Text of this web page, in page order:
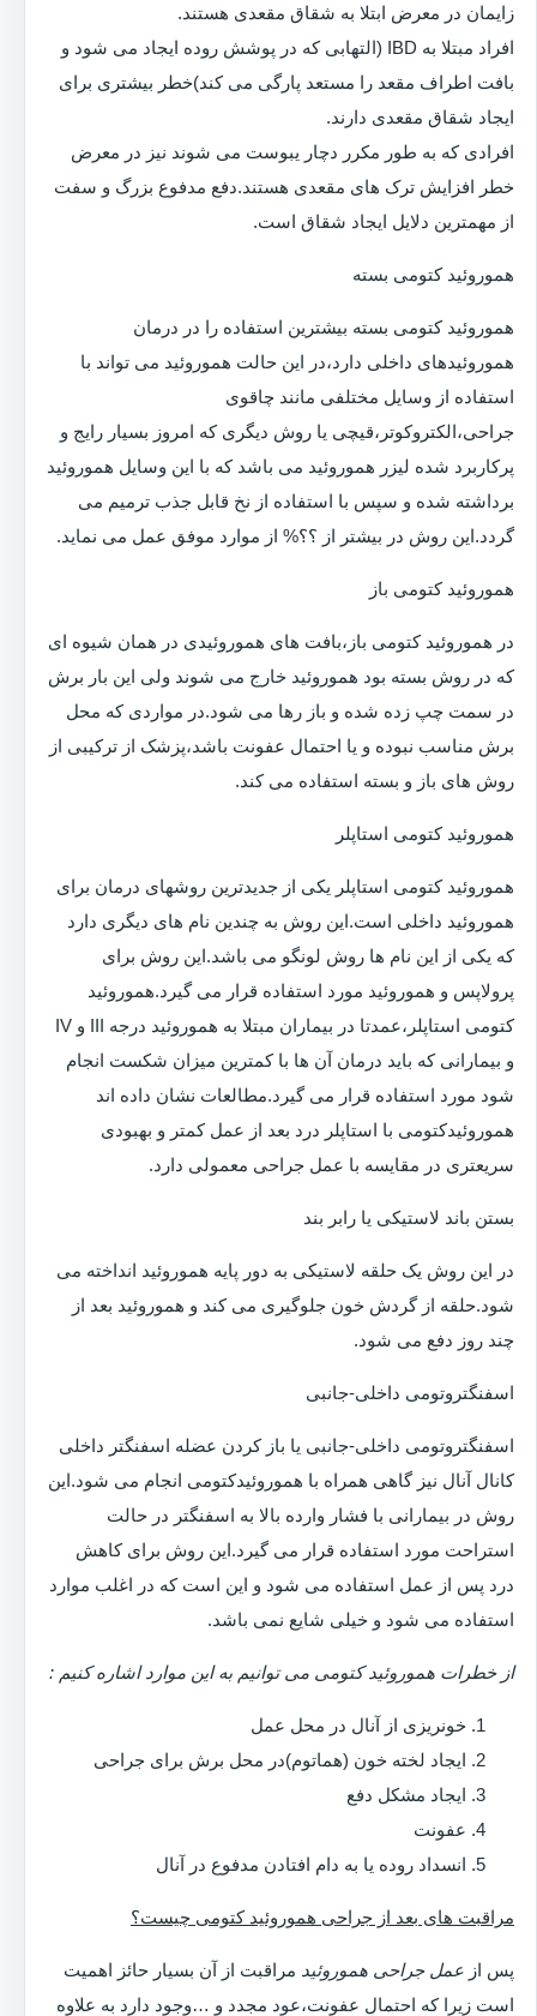
زایمان در معرض ابتلا به شقاق مقعدی هستند.
افراد مبتلا به IBD (التهابی که در پوشش روده ایجاد می شود و
بافت اطراف مقعد را مستعد پارگی می کند)خطر بیشتری برای
ایجاد شقاق مقعدی دارند.
افرادی که به طور مکرر دچار یبوست می شوند نیز در معرض
خطر افزایش ترک های مقعدی هستند.دفع مدفوع بزرگ و سفت
از مهمترین دلایل ایجاد شقاق است.
هموروئید کتومی بسته
هموروئید کتومی بسته بیشترین استفاده را در درمان
هموروئیدهای داخلی دارد،در این حالت هموروئید می تواند با
استفاده از وسایل مختلفی مانند چاقوی
جراحی،الکتروکوتر،قیچی یا روش دیگری که امروز بسیار رایج و
پرکاربرد شده لیزر هموروئید می باشد که با این وسایل هموروئید
برداشته شده و سپس با استفاده از نخ قابل جذب ترمیم می
گردد.این روش در بیشتر از ؟؟% از موارد موفق عمل می نماید.
هموروئید کتومی باز
در هموروئید کتومی باز،بافت های هموروئیدی در همان شیوه ای
که در روش بسته بود هموروئید خارج می شوند ولی این بار برش
در سمت چپ زده شده و باز رها می شود.در مواردی که محل
برش مناسب نبوده و یا احتمال عفونت باشد،پزشک از ترکیبی از
روش های باز و بسته استفاده می کند.
هموروئید کتومی استاپلر
هموروئید کتومی استاپلر یکی از جدیدترین روشهای درمان برای
هموروئید داخلی است.این روش به چندین نام های دیگری دارد
که یکی از این نام ها روش لونگو می باشد.این روش برای
پرولاپس و هموروئید مورد استفاده قرار می گیرد.هموروئید
کتومی استاپلر،عمدتا در بیماران مبتلا به هموروئید درجه III و IV
و بیمارانی که باید درمان آن ها با کمترین میزان شکست انجام
شود مورد استفاده قرار می گیرد.مطالعات نشان داده اند
هموروئیدکتومی با استاپلر درد بعد از عمل کمتر و بهبودی
سریعتری در مقایسه با عمل جراحی معمولی دارد.
بستن باند لاستیکی یا رابر بند
در این روش یک حلقه لاستیکی به دور پایه هموروئید انداخته می
شود.حلقه از گردش خون جلوگیری می کند و هموروئید بعد از
چند روز دفع می شود.
اسفنگتروتومی داخلی-جانبی
اسفنگتروتومی داخلی-جانبی یا باز کردن عضله اسفنگتر داخلی
کانال آنال نیز گاهی همراه با هموروئیدکتومی انجام می شود.این
روش در بیمارانی با فشار وارده بالا به اسفنگتر در حالت
استراحت مورد استفاده قرار می گیرد.این روش برای کاهش
درد پس از عمل استفاده می شود و این است که در اغلب موارد
استفاده می شود و خیلی شایع نمی باشد.
از خطرات هموروئید کتومی می توانیم به این موارد اشاره کنیم :
خونریزی از آنال در محل عمل
ایجاد لخته خون (هماتوم)در محل برش برای جراحی
ایجاد مشکل دفع
عفونت
انسداد روده یا به دام افتادن مدفوع در آنال
مراقبت های بعد از جراحی هموروئید کتومی چیست؟
پس از عمل جراحی هموروئید مراقبت از آن بسیار حائز اهمیت
است زیرا که احتمال عفونت،عود مجدد و …وجود دارد به علاوه